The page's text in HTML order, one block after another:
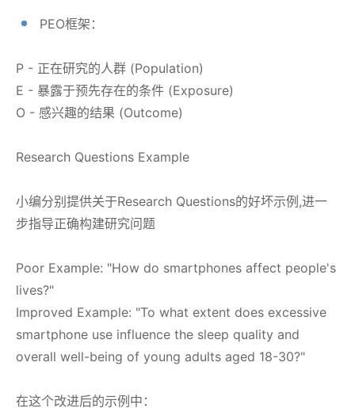
PEO框架：
P - 正在研究的人群 (Population)
E - 暴露于预先存在的条件 (Exposure)
O - 感兴趣的结果 (Outcome)
Research Questions Example
小编分别提供关于Research Questions的好坏示例,进一
步指导正确构建研究问题
Poor Example: "How do smartphones affect people's
lives?"
Improved Example: "To what extent does excessive
smartphone use influence the sleep quality and
overall well-being of young adults aged 18-30?"
在这个改进后的示例中：